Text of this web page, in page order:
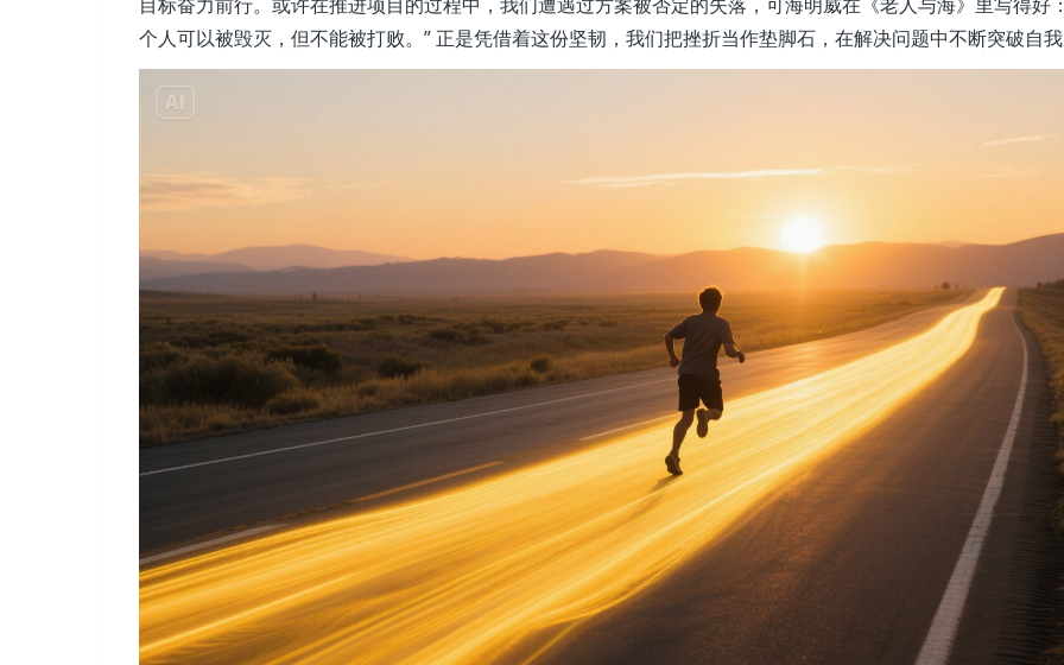
个人可以被毁灭，但不能被打败。” 正是凭借着这份坚韧，我们把挫折当作垫脚石，在解决问题中不断突破自